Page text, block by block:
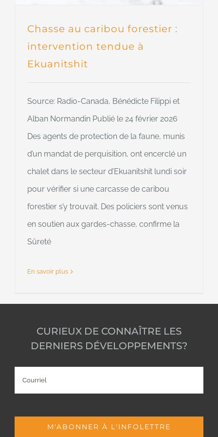
Chasse au caribou forestier :
intervention tendue à
Ekuanitshit
Source: Radio-Canada, Bénédicte Filippi et
Alban Normandin Publié le 24 février 2026
Des agents de protection de la faune, munis
d’un mandat de perquisition, ont encerclé un
chalet dans le secteur d’Ekuanitshit lundi soir
pour vérifier si une carcasse de caribou
forestier s’y trouvait. Des policiers sont venus
en soutien aux gardes-chasse, confirme la
Sûreté
En savoir plus
CURIEUX DE CONNAÎTRE LES
DERNIERS DÉVELOPPEMENTS?
M'ABONNER À L'INFOLETTRE